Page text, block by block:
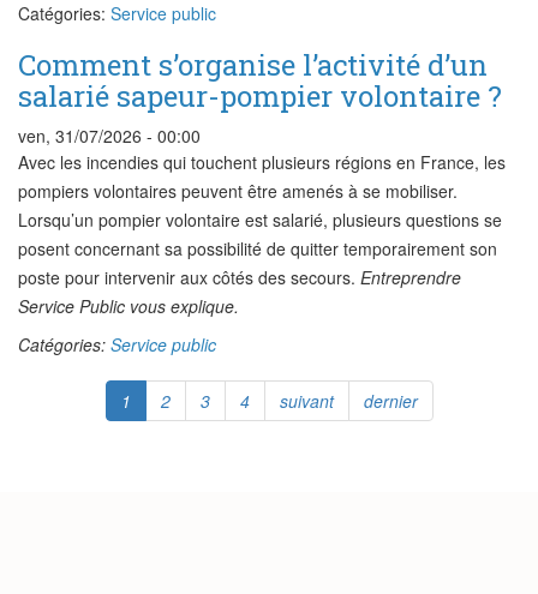
Catégories: Service public
Comment s’organise l’activité d’un
salarié sapeur-pompier volontaire ?
ven, 31/07/2026 - 00:00
Avec les incendies qui touchent plusieurs régions en France, les
pompiers volontaires peuvent être amenés à se mobiliser.
Lorsqu’un pompier volontaire est salarié, plusieurs questions se
posent concernant sa possibilité de quitter temporairement son
poste pour intervenir aux côtés des secours. Entreprendre
Service Public vous explique.
Catégories: Service public
1 2 3 4 suivant dernier